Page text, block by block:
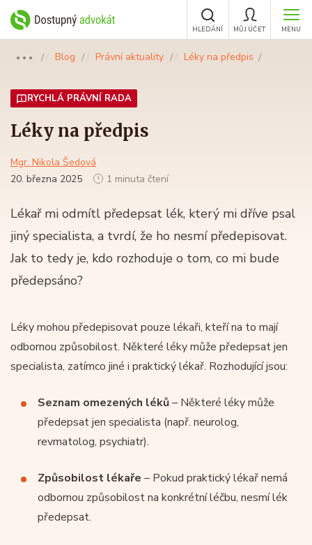
MENU
MŮJ ÚČET
HLEDÁNÍ
●●● Blog Právní aktuality Léky na předpis
RYCHLÁ PRÁVNÍ RADA
Léky na předpis
Mgr. Nikola Šedová
20. března 2025
1 minuta čtení
Lékař mi odmítl předepsat lék, který mi dříve psal
jiný specialista, a tvrdí, že ho nesmí předepisovat.
Jak to tedy je, kdo rozhoduje o tom, co mi bude
předepsáno?
Léky mohou předepisovat pouze lékaři, kteří na to mají
odbornou způsobilost. Některé léky může předepsat jen
specialista, zatímco jiné i praktický lékař. Rozhodující jsou:
Seznam omezených léků– Některé léky může
předepsat jen specialista (např. neurolog,
revmatolog, psychiatr).
Způsobilost lékaře – Pokud praktický lékař nemá
odbornou způsobilost na konkrétní léčbu, nesmí lék
předepsat.